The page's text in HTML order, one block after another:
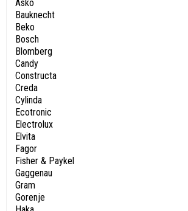
Asko
Bauknecht
Beko
Bosch
Blomberg
Candy
Constructa
Creda
Cylinda
Ecotronic
Electrolux
Elvita
Fagor
Fisher & Paykel
Gaggenau
Gram
Gorenje